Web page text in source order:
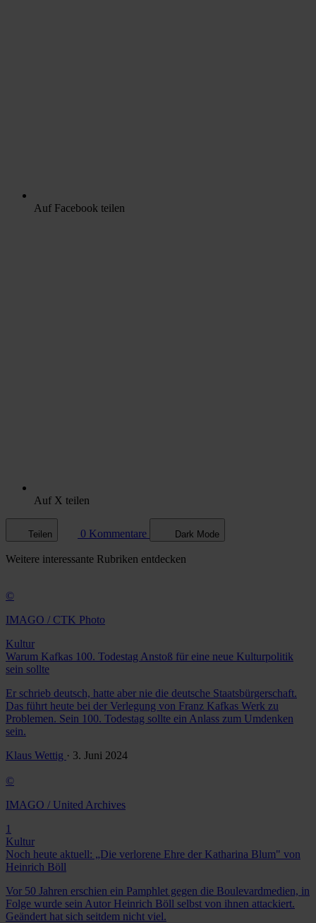
Auf Facebook teilen
Auf X teilen
Teilen 0 Kommentare Dark Mode
Weitere interessante Rubriken entdecken
©
IMAGO / CTK Photo
Kultur
Warum Kafkas 100. Todestag Anstoß für eine neue Kulturpolitik
sein sollte
Er schrieb deutsch, hatte aber nie die deutsche Staatsbürgerschaft.
Das führt heute bei der Verlegung von Franz Kafkas Werk zu
Problemen. Sein 100. Todestag sollte ein Anlass zum Umdenken
sein.
Klaus Wettig · 3. Juni 2024
©
IMAGO / United Archives
1
Kultur
Noch heute aktuell: „Die verlorene Ehre der Katharina Blum" von
Heinrich Böll
Vor 50 Jahren erschien ein Pamphlet gegen die Boulevardmedien, in
Folge wurde sein Autor Heinrich Böll selbst von ihnen attackiert.
Geändert hat sich seitdem nicht viel.